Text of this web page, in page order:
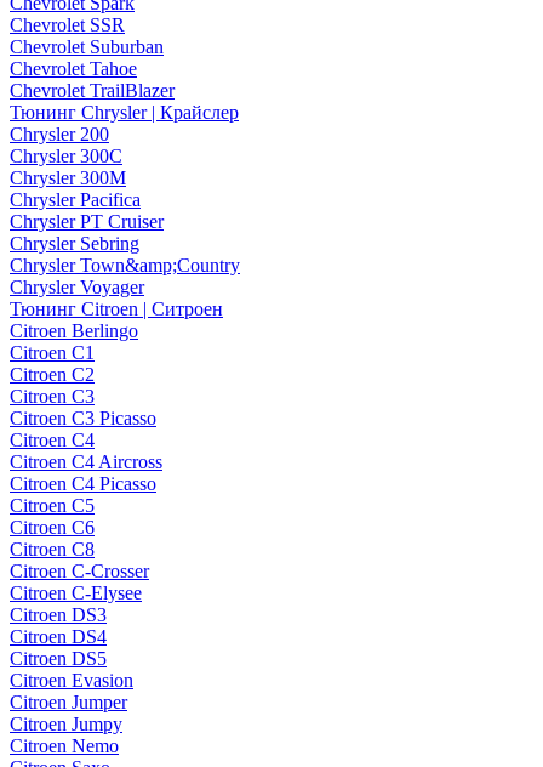
Chevrolet SSR
Chevrolet Suburban
Chevrolet Tahoe
Chevrolet TrailBlazer
Тюнинг Chrysler | Крайслер
Chrysler 200
Chrysler 300C
Chrysler 300M
Chrysler Pacifica
Chrysler PT Cruiser
Chrysler Sebring
Chrysler Town&amp;Country
Chrysler Voyager
Тюнинг Citroen | Ситроен
Citroen Berlingo
Citroen C1
Citroen C2
Citroen C3
Citroen C3 Picasso
Citroen C4
Citroen C4 Aircross
Citroen C4 Picasso
Citroen C5
Citroen C6
Citroen C8
Citroen C-Crosser
Citroen C-Elysee
Citroen DS3
Citroen DS4
Citroen DS5
Citroen Evasion
Citroen Jumper
Citroen Jumpy
Citroen Nemo